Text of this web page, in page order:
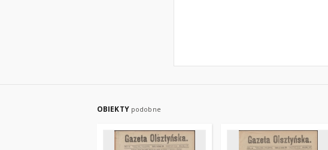
OBIEKTY podobne